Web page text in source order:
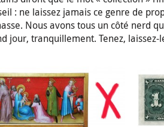
: ne laissez jamais ce genre de
Nous avons tous un côté nerd
jour, tranquillement. Tenez,